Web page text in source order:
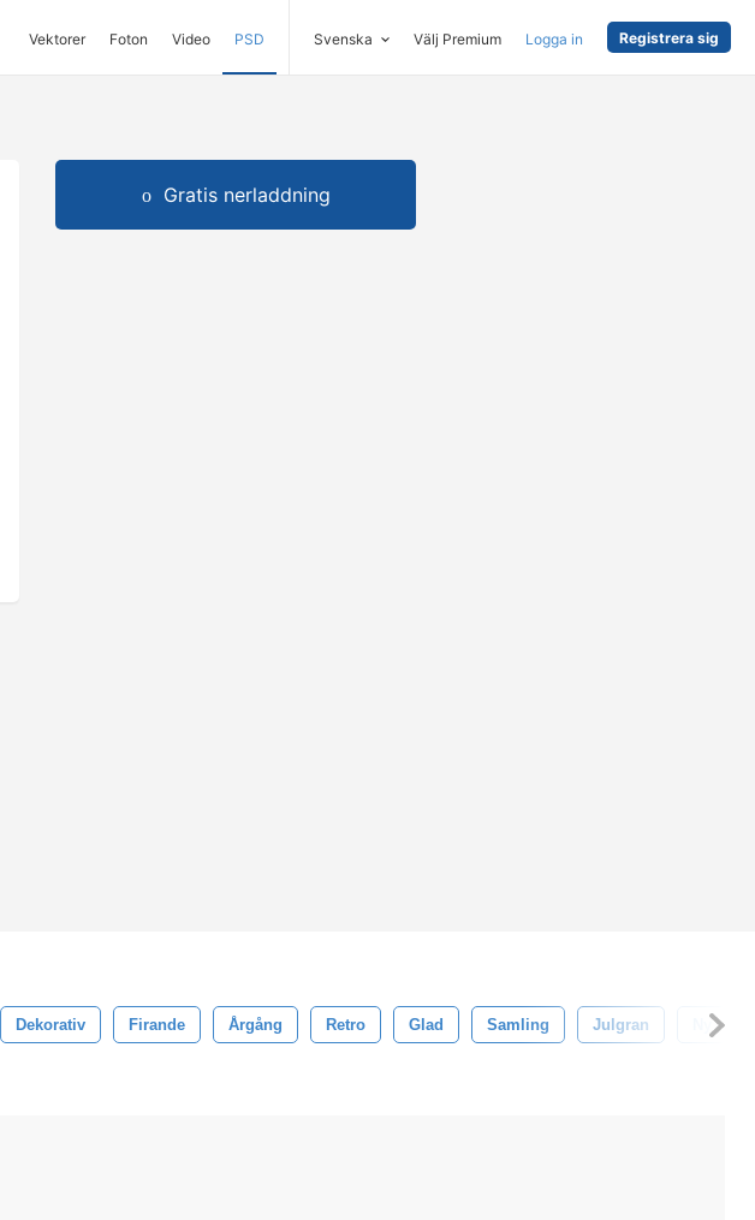
Vektorer Foton Video PSD Svenska Välj Premium Logga in Registrera sig
Gratis nerladdning
Dekorativ Firande Årgång Retro Glad Samling Julgran